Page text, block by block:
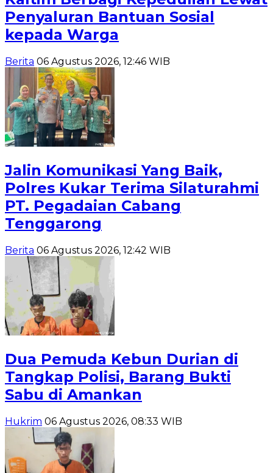
Penyaluran Bantuan Sosial
kepada Warga
Berita 06 Agustus 2026, 12:46 WIB
Jalin Komunikasi Yang Baik,
Polres Kukar Terima Silaturahmi
PT. Pegadaian Cabang
Tenggarong
Berita 06 Agustus 2026, 12:42 WIB
Dua Pemuda Kebun Durian di
Tangkap Polisi, Barang Bukti
Sabu di Amankan
Hukrim 06 Agustus 2026, 08:33 WIB